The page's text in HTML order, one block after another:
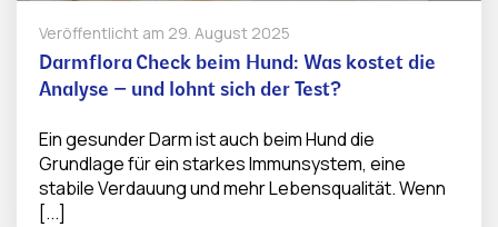
Veröffentlicht am 29. August 2025
Darmflora Check beim Hund: Was kostet die
Analyse – und lohnt sich der Test?
Ein gesunder Darm ist auch beim Hund die
Grundlage für ein starkes Immunsystem, eine
stabile Verdauung und mehr Lebensqualität. Wenn
[...]